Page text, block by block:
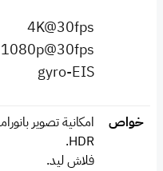
4K@30fps
1080p@30fps
gyro-EIS
خواص
امكانية تصوير بانوراما.
HDR.
فلاش ليد.